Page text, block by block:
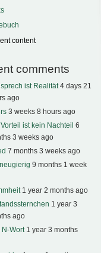
content
comments
ist Realität 4 days 21
ago
3 weeks 8 hours ago
ist kein Nachteil 6
3 weeks ago
7 months 3 weeks ago
9 months 1 week
1 year 2 months ago
1 year 3
ago
N-Wort 1 year 3 months